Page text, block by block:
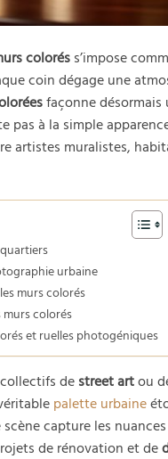
colorés s’impose
coin dégage une
façonne
pas à la simple
artistes muralistes,
urbaine
murs colorés
colorés
et ruelles photogéniques
collectifs de street artou
palette urbaine
capture les
de rénovation et de